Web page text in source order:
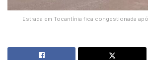
Estrada em Tocantínia fica congestionada